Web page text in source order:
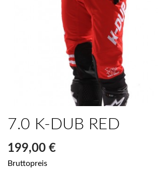
7.0 K-DUB RED
199,00 €
Bruttopreis